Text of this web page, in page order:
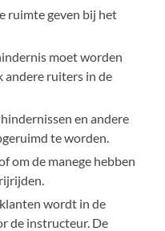
ruimte geven bij het
moet worden
andere ruiters in de
en andere
te worden.
om de manege hebben
wordt in de
de instructeur. De